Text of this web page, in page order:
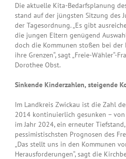
Die aktuelle Kita-Bedarfsplanung
stand auf der jüngsten Sitzung des
der Tagesordnung. „Es gibt
die jungen Eltern genügend
doch die Kommunen stoßen bei
ihre Grenzen“, sagt „Freie-Wähler“-
Dorothee Obst.
Sinkende Kinderzahlen, steigende
Im Landkreis Zwickau ist die Zahl
2014 kontinuierlich gesunken –
im Jahr 2024, ein erneuter
pessimistischsten Prognosen des
„Das stellt uns in den Kommunen
Herausforderungen“, sagt die